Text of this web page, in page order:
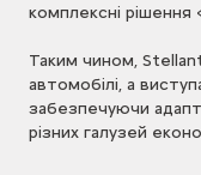
комплексні рішення
Таким чином,
автомобілі, а
забезпечуючи
різних галузей